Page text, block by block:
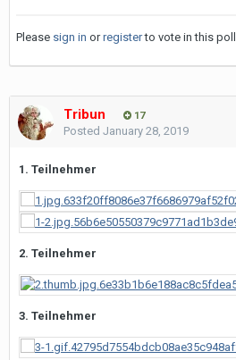
Please sign in orregisterto vote in this poll.
Tribun 17
Posted January 28, 2019
1. Teilnehmer
2. Teilnehmer
3. Teilnehmer